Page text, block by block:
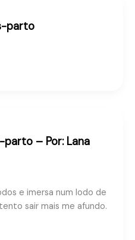
parto
parto – Por: Lana
e imersa num lodo de
sair mais me afundo.